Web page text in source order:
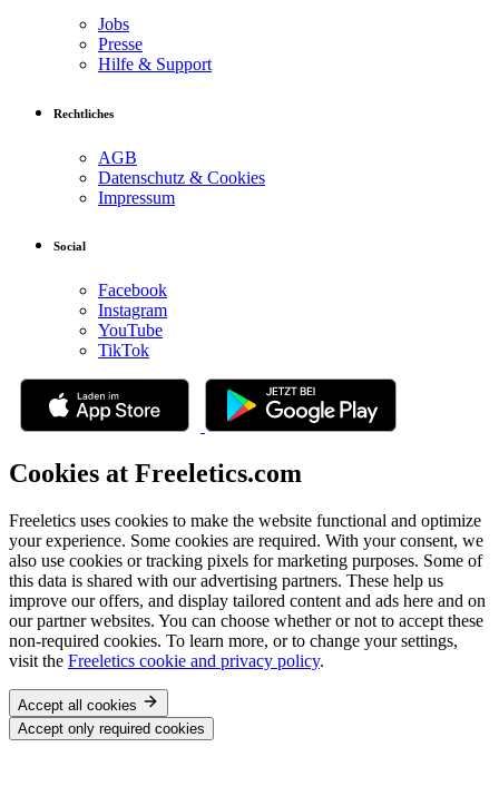
Jobs
Presse
Hilfe & Support
Rechtliches
AGB
Datenschutz & Cookies
Impressum
Social
Facebook
Instagram
YouTube
TikTok
Cookies at Freeletics.com
Freeletics uses cookies to make the website functional and optimize
your experience. Some cookies are required. With your consent, we
also use cookies or tracking pixels for marketing purposes. Some of
this data is shared with our advertising partners. These help us
improve our offers, and display tailored content and ads here and on
our partner websites. You can choose whether or not to accept these
non-required cookies. To learn more, or to change your settings,
visit the Freeletics cookie and privacy policy.
Accept all cookies
Accept only required cookies